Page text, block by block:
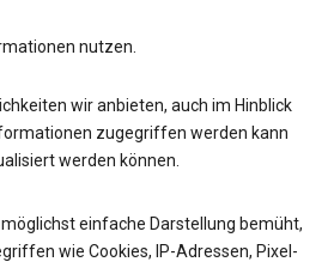
nutzen.
wir anbieten, auch im Hinblick
zugegriffen werden kann
werden können.
einfache Darstellung bemüht,
wie Cookies, IP-Adressen, Pixel-